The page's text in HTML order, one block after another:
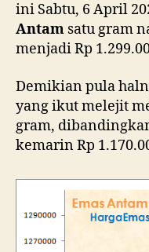
ini Sabtu, 6 April
Antam satu gram
menjadi Rp
Demikian pula
yang ikut melejit
gram,
kemarin Rp